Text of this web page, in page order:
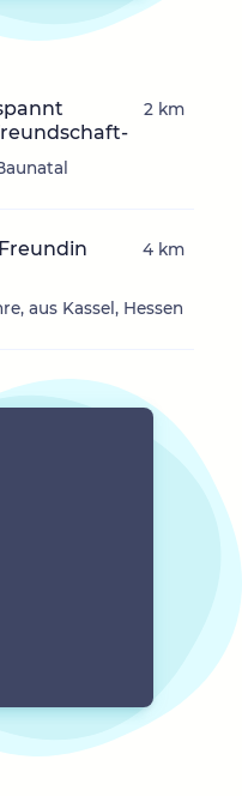
2 km
aus Kassel, Hessen
4 km